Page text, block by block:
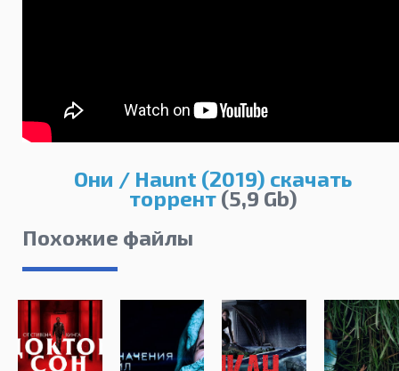
Они / Haunt (2019) скачать
торрент(5,9 Gb)
Похожие файлы